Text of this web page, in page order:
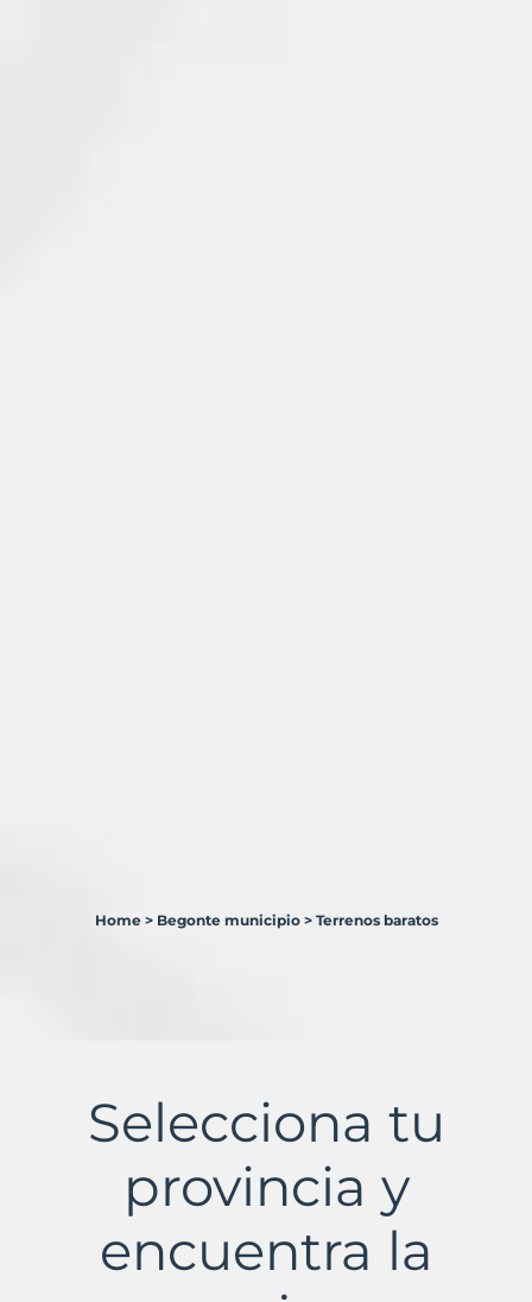
Murbalands
Home > Begonte municipio > Terrenos baratos
Selecciona tu
provincia y
encuentra la